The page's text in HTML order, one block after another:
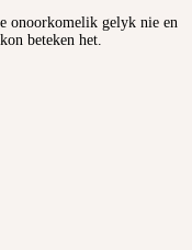
onoorkomelik gelyk nie en
beteken het.